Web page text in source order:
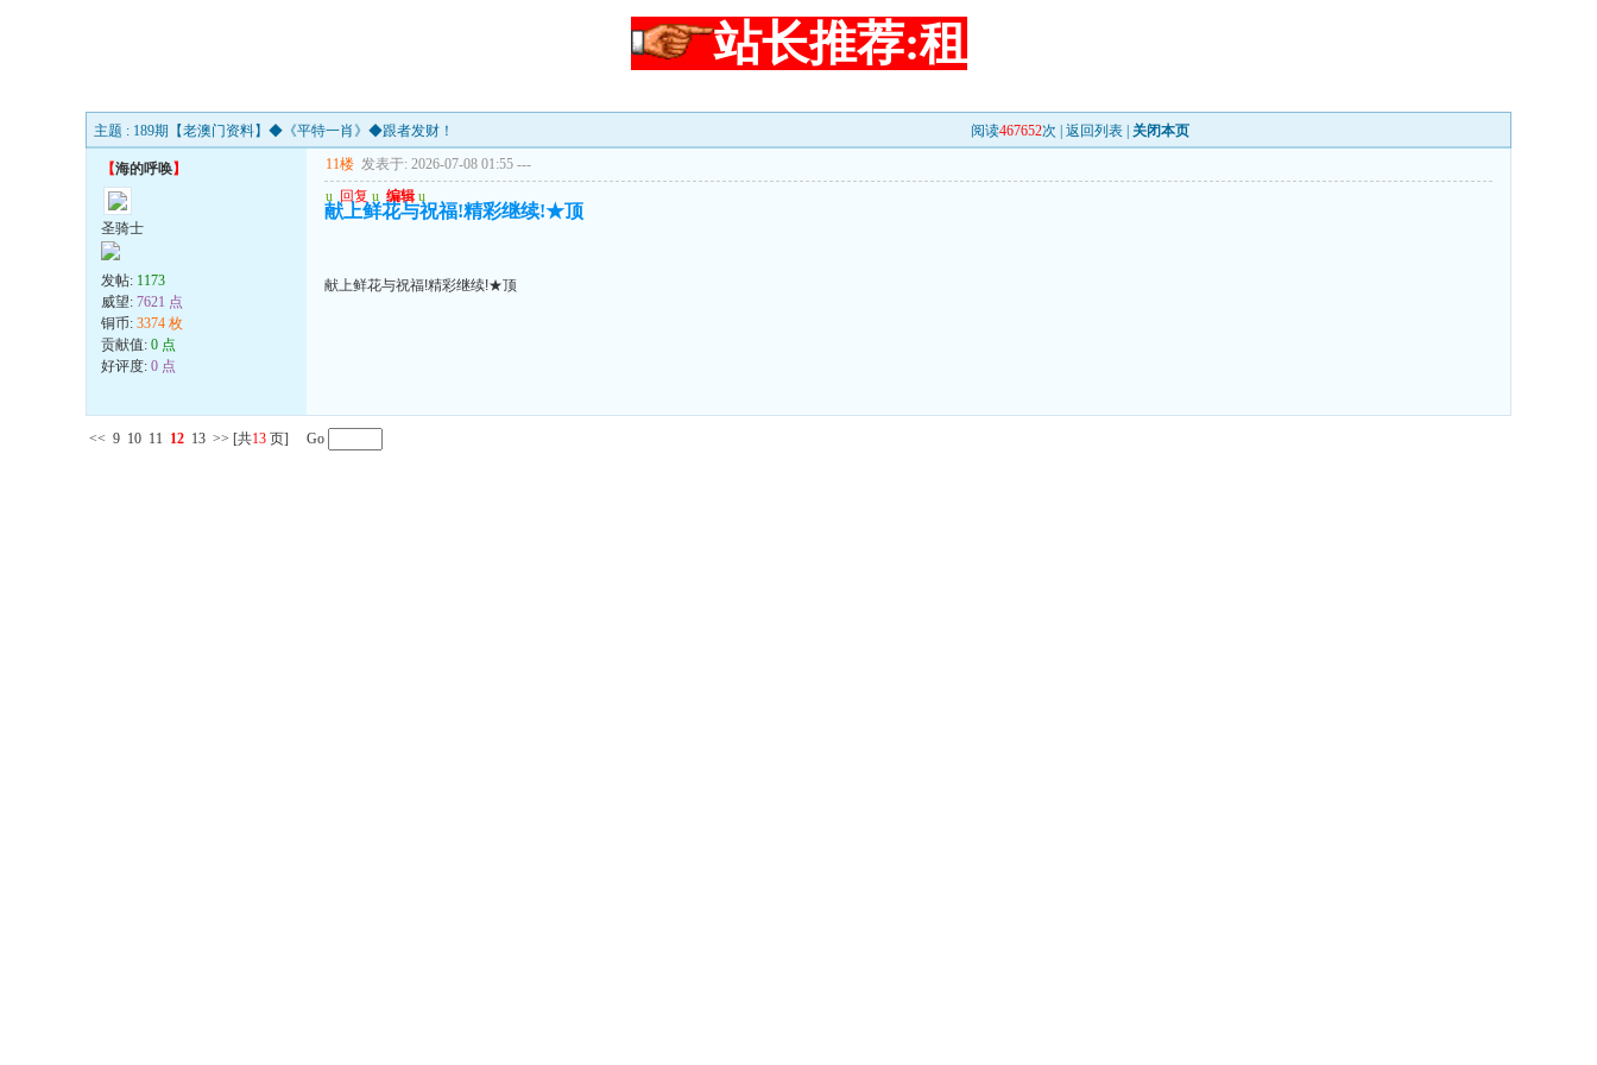
站长推荐:租
主题 : 189期【老澳门资料】◆《平特一肖》◆跟者发财！ 阅读467652次 | 返回列表 关闭本页
【海的呼唤】
圣骑士
发帖: 1173
威望: 7621 点
铜币: 3374 枚
贡献值: 0 点
好评度: 0 点
11楼 发表于: 2026-07-08 01:55 ---
u 回复 u 编辑 u
献上鲜花与祝福!精彩继续!★顶
献上鲜花与祝福!精彩继续!★顶
<< 9 10 11 12 13 >> [共13 页] Go